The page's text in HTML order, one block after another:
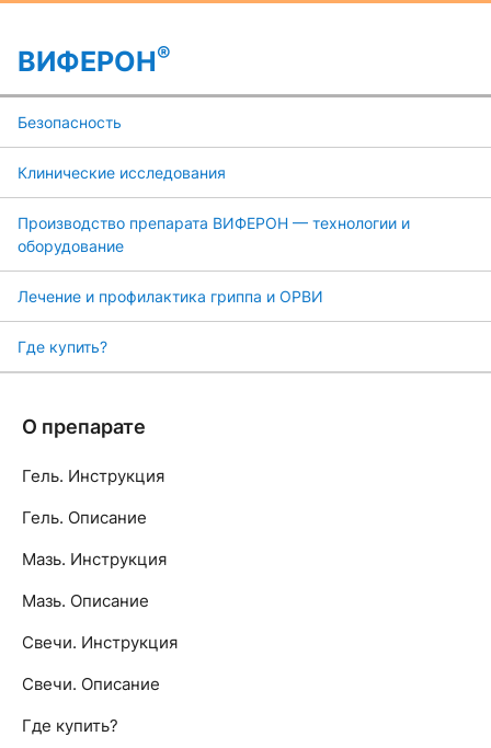
ВИФЕРОН®
Безопасность
Клинические исследования
Производство препарата ВИФЕРОН — технологии и
оборудование
Лечение и профилактика гриппа и ОРВИ
Где купить?
О препарате
Гель. Инструкция
Гель. Описание
Мазь. Инструкция
Мазь. Описание
Свечи. Инструкция
Свечи. Описание
Где купить?